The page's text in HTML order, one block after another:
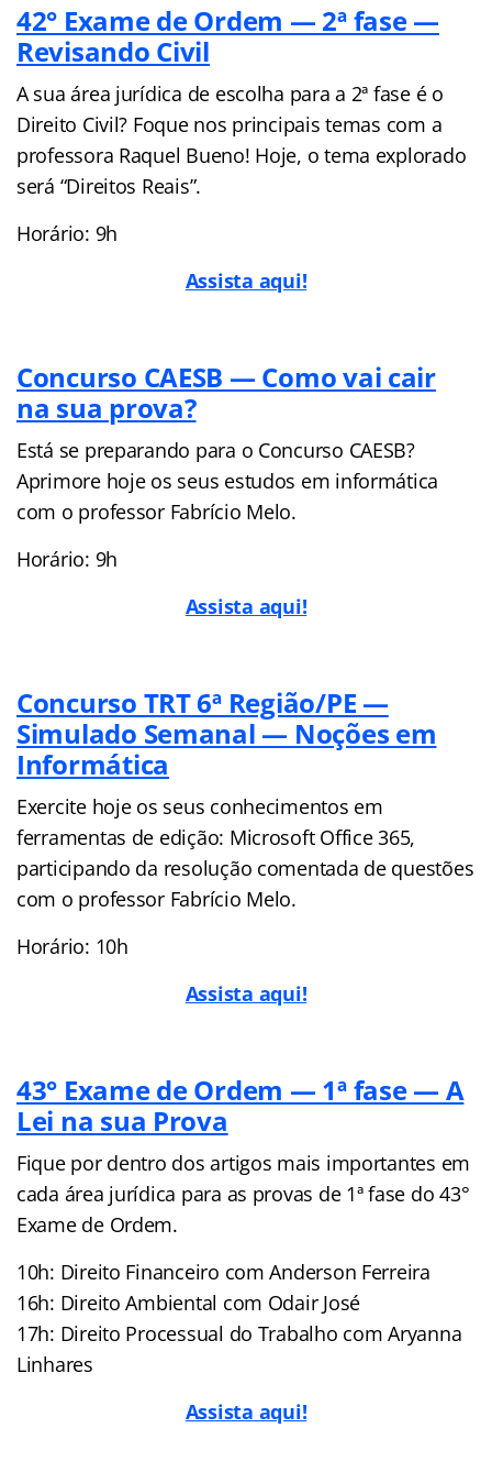
42° Exame de Ordem — 2ª fase —
Revisando Civil
A sua área jurídica de escolha para a 2ª fase é o
Direito Civil? Foque nos principais temas com a
professora Raquel Bueno! Hoje, o tema explorado
será “Direitos Reais”.
Horário: 9h
Assista aqui!
Concurso CAESB — Como vai cair
na sua prova?
Está se preparando para o Concurso CAESB?
Aprimore hoje os seus estudos em informática
com o professor Fabrício Melo.
Horário: 9h
Assista aqui!
Concurso TRT 6ª Região/PE —
Simulado Semanal — Noções em
Informática
Exercite hoje os seus conhecimentos em
ferramentas de edição: Microsoft Office 365,
participando da resolução comentada de questões
com o professor Fabrício Melo.
Horário: 10h
Assista aqui!
43° Exame de Ordem — 1ª fase — A
Lei na sua Prova
Fique por dentro dos artigos mais importantes em
cada área jurídica para as provas de 1ª fase do 43°
Exame de Ordem.
10h: Direito Financeiro com Anderson Ferreira
16h: Direito Ambiental com Odair José
17h: Direito Processual do Trabalho com Aryanna
Linhares
Assista aqui!